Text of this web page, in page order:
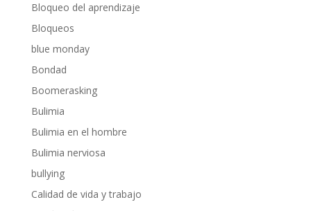
Bloqueo del aprendizaje
Bloqueos
blue monday
Bondad
Boomerasking
Bulimia
Bulimia en el hombre
Bulimia nerviosa
bullying
Calidad de vida y trabajo